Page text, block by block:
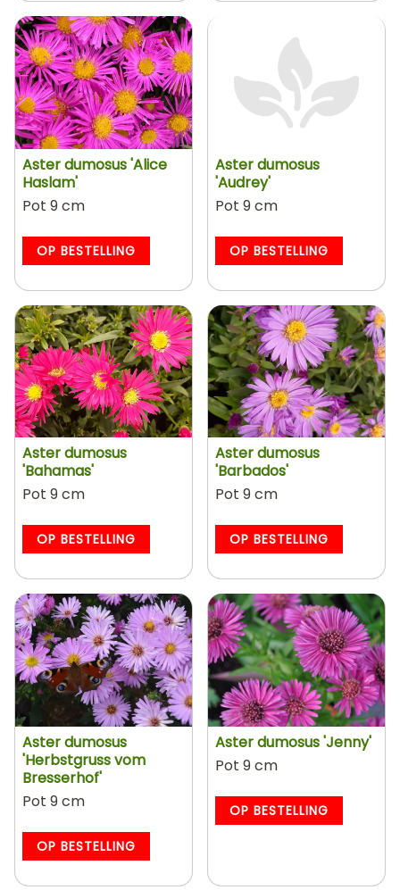
Aster dumosus 'Alice
Haslam'
Pot 9 cm
OP BESTELLING
Aster dumosus
'Audrey'
Pot 9 cm
OP BESTELLING
Aster dumosus
'Bahamas'
Pot 9 cm
OP BESTELLING
Aster dumosus
'Barbados'
Pot 9 cm
OP BESTELLING
Aster dumosus
'Herbstgruss vom
Bresserhof'
Pot 9 cm
OP BESTELLING
Aster dumosus 'Jenny'
Pot 9 cm
OP BESTELLING